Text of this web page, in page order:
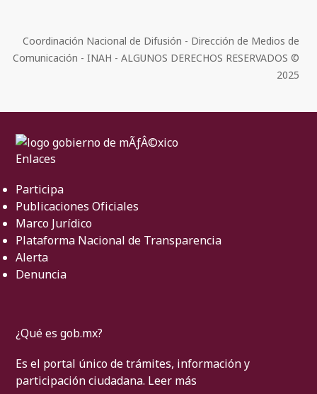
Coordinación Nacional de Difusión - Dirección de Medios de
Comunicación - INAH - ALGUNOS DERECHOS RESERVADOS ©
2025
Enlaces
Participa
Publicaciones Oficiales
Marco Jurídico
Plataforma Nacional de Transparencia
Alerta
Denuncia
¿Qué es gob.mx?
Es el portal único de trámites, información y
participación ciudadana. Leer más